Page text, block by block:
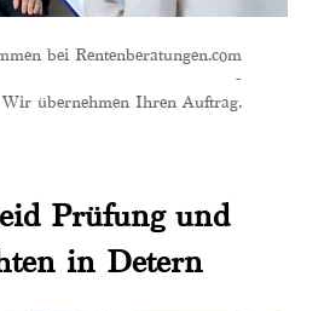
bei Rentenberatungen.com
-
Wir übernehmen Ihren Auftrag.
Prüfung und
in Detern